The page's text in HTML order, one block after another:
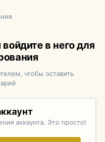
в него для
чтобы оставить
аккаунта. Это просто!